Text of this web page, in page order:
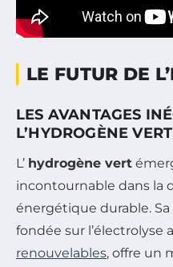
LE FUTUR DE
LES AVANTAGES
L’HYDROGÈNE VERT
L’ hydrogène vert
incontournable dans la
énergétique durable.
fondée sur l’électrolyse
renouvelables, offre un